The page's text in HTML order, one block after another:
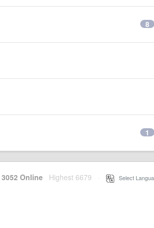
8
1
3052 Online Highest 6679 Select